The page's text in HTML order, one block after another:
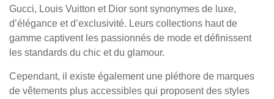
Gucci, Louis Vuitton et Dior sont synonymes de luxe,
d’élégance et d’exclusivité. Leurs collections haut de
gamme captivent les passionnés de mode et définissent
les standards du chic et du glamour.
Cependant, il existe également une pléthore de marques
de vêtements plus accessibles qui proposent des styles